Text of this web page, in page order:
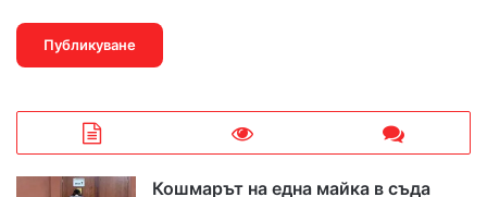
Кошмарът на една майка в съда